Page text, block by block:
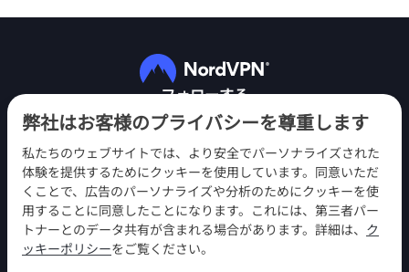
弊社はお客様のプライバシーを尊重します
私たちのウェブサイトでは、より安全でパーソナライズされた
体験を提供するためにクッキーを使用しています。同意いただ
くことで、広告のパーソナライズや分析のためにクッキーを使
用することに同意したことになります。これには、第三者パー
トナーとのデータ共有が含まれる場合があります。詳細は、 ク
ッキーポリシーをご覧ください。
フォローする
NordVPN
エンゲージメント